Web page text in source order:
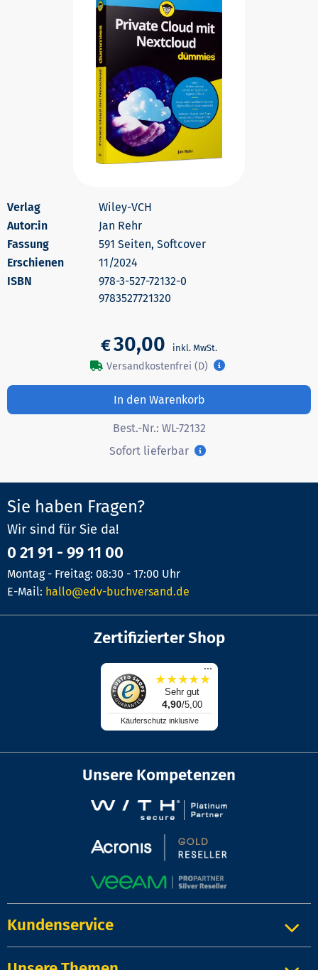
Wiley-VCH
Autor:in
Jan Rehr
591 Seiten, Softcover
Erschienen
11/2024
978-3-527-72132-0
9783527721320
€30,00
Versandkostenfrei (D)
In den Warenkorb
Best.-Nr.: WL-72132
Sofort lieferbar
Sie haben Fragen?
Wir sind für Sie da!
0 21 91 - 99 11 00
Montag - Freitag: 08:30 - 17:00 Uhr
E-Mail: hallo@edv-buchversand.de
Zertifizierter Shop
...
★★★★★
Sehr gut
4,90/5,00
Käuferschutz inklusive
Unsere Kompetenzen
Kundenservice